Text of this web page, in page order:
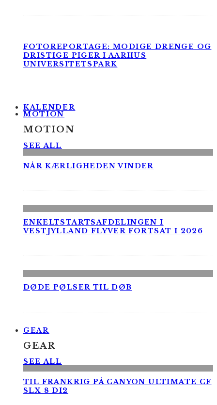
FOTOREPORTAGE: MODIGE DRENGE OG
DRISTIGE PIGER I AARHUS
UNIVERSITETSPARK
KALENDER
MOTION
MOTION
SEE ALL
NÅR KÆRLIGHEDEN VINDER
ENKELTSTARTSAFDELINGEN I
VESTJYLLAND FLYVER FORTSAT I 2026
DØDE PØLSER TIL DØB
GEAR
GEAR
SEE ALL
TIL FRANKRIG PÅ CANYON ULTIMATE CF
SLX 8 DI2